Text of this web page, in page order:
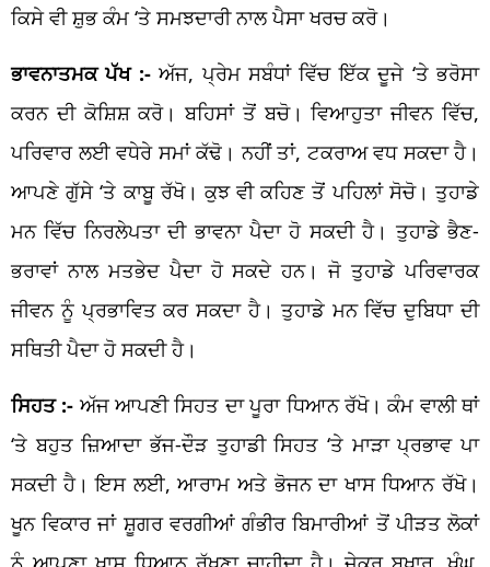
ਕਿਸੇ ਵੀ ਸ਼ੁਭ ਕੰਮ ‘ਤੇ ਸਮਝਦਾਰੀ ਨਾਲ ਪੈਸਾ ਖਰਚ ਕਰੋ।
ਭਾਵਨਾਤਮਕ ਪੱਖ :-ਅੱਜ, ਪ੍ਰੇਮ ਸਬੰਧਾਂ ਵਿੱਚ ਇੱਕ ਦੂਜੇ ‘ਤੇ ਭਰੋਸਾ
ਕਰਨ ਦੀ ਕੋਸ਼ਿਸ਼ ਕਰੋ। ਬਹਿਸਾਂ ਤੋਂ ਬਚੋ। ਵਿਆਹੁਤਾ ਜੀਵਨ ਵਿੱਚ,
ਪਰਿਵਾਰ ਲਈ ਵਧੇਰੇ ਸਮਾਂ ਕੱਢੋ। ਨਹੀਂ ਤਾਂ, ਟਕਰਾਅ ਵਧ ਸਕਦਾ ਹੈ।
ਆਪਣੇ ਗੁੱਸੇ ‘ਤੇ ਕਾਬੂ ਰੱਖੋ। ਕੁਝ ਵੀ ਕਹਿਣ ਤੋਂ ਪਹਿਲਾਂ ਸੋਚੋ। ਤੁਹਾਡੇ
ਮਨ ਵਿੱਚ ਨਿਰਲੇਪਤਾ ਦੀ ਭਾਵਨਾ ਪੈਦਾ ਹੋ ਸਕਦੀ ਹੈ। ਤੁਹਾਡੇ ਭੈਣ-
ਭਰਾਵਾਂ ਨਾਲ ਮਤਭੇਦ ਪੈਦਾ ਹੋ ਸਕਦੇ ਹਨ। ਜੋ ਤੁਹਾਡੇ ਪਰਿਵਾਰਕ
ਜੀਵਨ ਨੂੰ ਪ੍ਰਭਾਵਿਤ ਕਰ ਸਕਦਾ ਹੈ। ਤੁਹਾਡੇ ਮਨ ਵਿੱਚ ਦੁਬਿਧਾ ਦੀ
ਸਥਿਤੀ ਪੈਦਾ ਹੋ ਸਕਦੀ ਹੈ।
ਸਿਹਤ :- ਅੱਜ ਆਪਣੀ ਸਿਹਤ ਦਾ ਪੂਰਾ ਧਿਆਨ ਰੱਖੋ। ਕੰਮ ਵਾਲੀ ਥਾਂ
‘ਤੇ ਬਹੁਤ ਜ਼ਿਆਦਾ ਭੱਜ-ਦੌੜ ਤੁਹਾਡੀ ਸਿਹਤ ‘ਤੇ ਮਾੜਾ ਪ੍ਰਭਾਵ ਪਾ
ਸਕਦੀ ਹੈ। ਇਸ ਲਈ, ਆਰਾਮ ਅਤੇ ਭੋਜਨ ਦਾ ਖਾਸ ਧਿਆਨ ਰੱਖੋ।
ਖੂਨ ਵਿਕਾਰ ਜਾਂ ਸ਼ੂਗਰ ਵਰਗੀਆਂ ਗੰਭੀਰ ਬਿਮਾਰੀਆਂ ਤੋਂ ਪੀੜਤ ਲੋਕਾਂ